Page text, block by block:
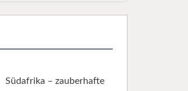
Südafrika – zauberhafte